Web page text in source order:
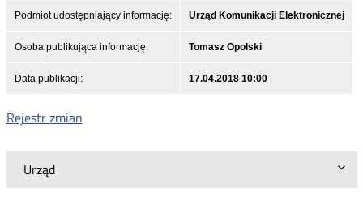
Urząd
Podmiot udostępniający informację: Urząd Komunikacji Elektronicznej
Osoba publikująca informację: Tomasz Opolski
Data publikacji: 17.04.2018 10:00
Rejestr zmian